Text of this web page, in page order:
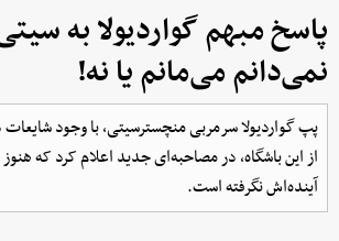
پاسخ مبهم گواردیولا به
نمی‌دانم می‌مانم یا نه!
پپ گواردیولا سرمربی منچسترسیتی، با وجود شایعات
از این باشگاه، در مصاحبه‌ای جدید اعلام کرد که
آینده‌اش نگرفته است.